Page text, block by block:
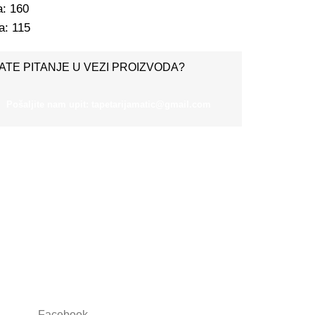
160
115
PITANJE U VEZI PROIZVODA?